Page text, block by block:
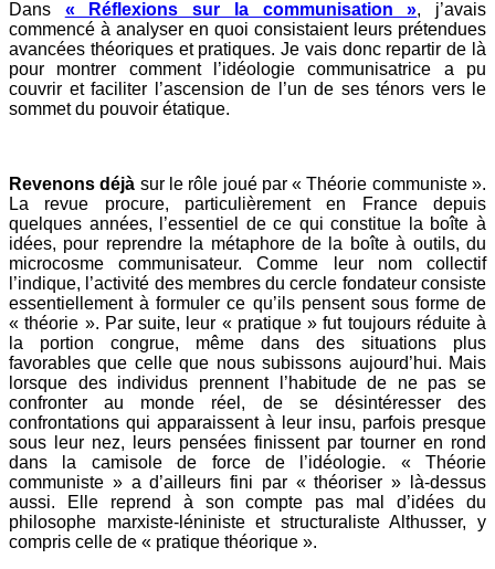
Dans « Réflexions sur la communisation », j’avais
commencé à analyser en quoi consistaient leurs prétendues
avancées théoriques et pratiques. Je vais donc repartir de là
pour montrer comment l’idéologie communisatrice a pu
couvrir et faciliter l’ascension de l’un de ses ténors vers le
sommet du pouvoir étatique.
Revenons déjà sur le rôle joué par « Théorie communiste ».
La revue procure, particulièrement en France depuis
quelques années, l’essentiel de ce qui constitue la boîte à
idées, pour reprendre la métaphore de la boîte à outils, du
microcosme communisateur. Comme leur nom collectif
l’indique, l’activité des membres du cercle fondateur consiste
essentiellement à formuler ce qu’ils pensent sous forme de
« théorie ». Par suite, leur « pratique » fut toujours réduite à
la portion congrue, même dans des situations plus
favorables que celle que nous subissons aujourd’hui. Mais
lorsque des individus prennent l’habitude de ne pas se
confronter au monde réel, de se désintéresser des
confrontations qui apparaissent à leur insu, parfois presque
sous leur nez, leurs pensées finissent par tourner en rond
dans la camisole de force de l’idéologie. « Théorie
communiste » a d’ailleurs fini par « théoriser » là-dessus
aussi. Elle reprend à son compte pas mal d’idées du
philosophe marxiste-léniniste et structuraliste Althusser, y
compris celle de « pratique théorique ».